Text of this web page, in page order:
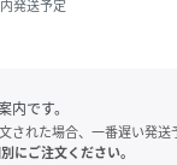
発送予定
です。
された場合、一番遅い発送
にご注文ください。